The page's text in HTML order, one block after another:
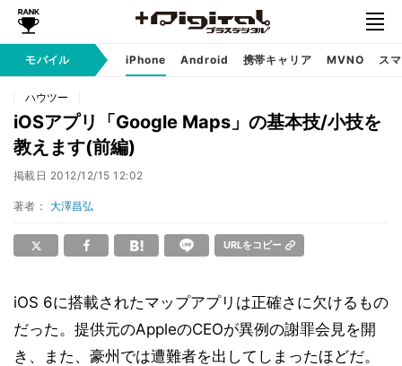
モバイル iPhone Android 携帯キャリア MVNO ス
ハウツー
iOSアプリ「Google Maps」の基本技/小技を
教えます(前編)
掲載日 2012/12/15 12:02
著者： 大澤昌弘
URLをコピー
iOS 6に搭載されたマップアプリは正確さに欠けるもの
だった。提供元のAppleのCEOが異例の謝罪会見を開
き、また、豪州では遭難者を出してしまったほどだ。